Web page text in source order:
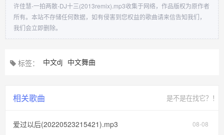
许佳慧-一拍两散-DJ十三(2013remix).mp3收集于网络，作品版权为原作者
所有。本站不存储任何数据，如有侵害到您权益的歌曲请来信告知我们，
我们会立即删除。
标签： 中文dj 中文舞曲
相关歌曲 是不是在找它？！
08-08
爱过以后(20220523215421).mp3